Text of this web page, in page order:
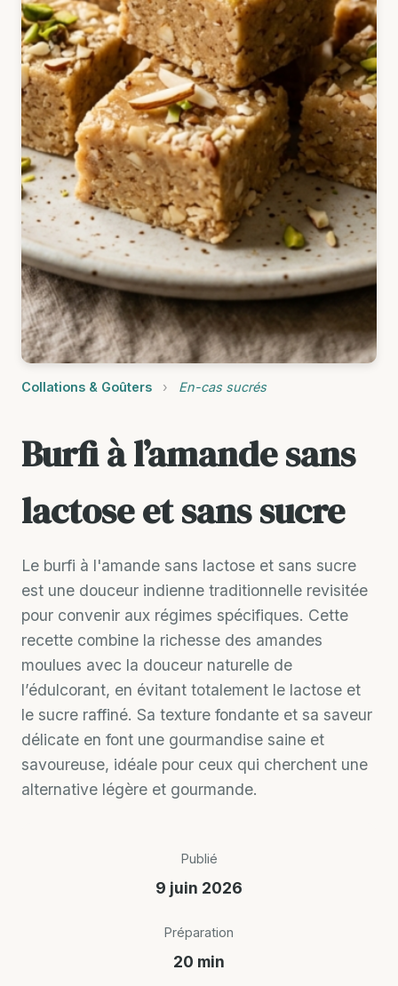
Collations & Goûters › En-cas sucrés
Burfi à l’amande sans
lactose et sans sucre
Le burfi à l'amande sans lactose et sans sucre
est une douceur indienne traditionnelle revisitée
pour convenir aux régimes spécifiques. Cette
recette combine la richesse des amandes
moulues avec la douceur naturelle de
l’édulcorant, en évitant totalement le lactose et
le sucre raffiné. Sa texture fondante et sa saveur
délicate en font une gourmandise saine et
savoureuse, idéale pour ceux qui cherchent une
alternative légère et gourmande.
Publié
9 juin 2026
Préparation
20 min